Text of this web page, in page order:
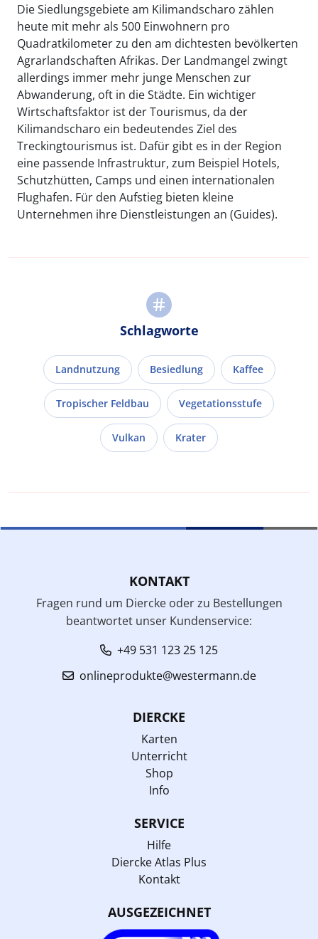
Die Siedlungsgebiete am Kilimandscharo zählen
heute mit mehr als 500 Einwohnern pro
Quadratkilometer zu den am dichtesten bevölkerten
Agrarlandschaften Afrikas. Der Landmangel zwingt
allerdings immer mehr junge Menschen zur
Abwanderung, oft in die Städte. Ein wichtiger
Wirtschaftsfaktor ist der Tourismus, da der
Kilimandscharo ein bedeutendes Ziel des
Treckingtourismus ist. Dafür gibt es in der Region
eine passende Infrastruktur, zum Beispiel Hotels,
Schutzhütten, Camps und einen internationalen
Flughafen. Für den Aufstieg bieten kleine
Unternehmen ihre Dienstleistungen an (Guides).
Schlagworte
Landnutzung Besiedlung Kaffee
Tropischer Feldbau Vegetationsstufe
Vulkan Krater
KONTAKT
Fragen rund um Diercke oder zu Bestellungen
beantwortet unser Kundenservice:
+49 531 123 25 125
onlineprodukte@westermann.de
DIERCKE
Karten
Unterricht
Shop
Info
SERVICE
Hilfe
Diercke Atlas Plus
Kontakt
AUSGEZEICHNET